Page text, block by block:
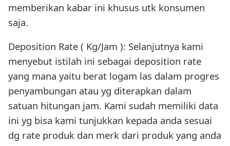
memberikan kabar ini khusus utk konsumen
saja.
Deposition Rate ( Kg/Jam ): Selanjutnya kami
menyebut istilah ini sebagai deposition rate
yang mana yaitu berat logam las dalam progres
penyambungan atau yg diterapkan dalam
satuan hitungan jam. Kami sudah memiliki data
ini yg bisa kami tunjukkan kepada anda sesuai
dg rate produk dan merk dari produk yang anda